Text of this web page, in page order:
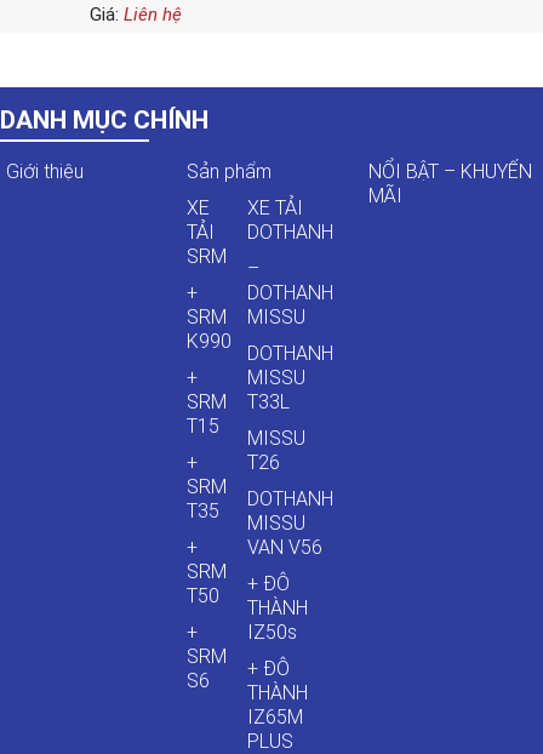
Giá: Liên hệ
DANH MỤC CHÍNH
Giới thiệu
Sản phẩm
XE
TẢI
SRM
+
SRM
K990
+
SRM
T15
+
SRM
T35
+
SRM
T50
+
SRM
S6
XE TẢI
DOTHANH
–
DOTHANH
MISSU
DOTHANH
MISSU
T33L
MISSU
T26
DOTHANH
MISSU
VAN V56
+ ĐÔ
THÀNH
IZ50s
+ ĐÔ
THÀNH
IZ65M
PLUS
NỔI BẬT – KHUYẾN
MÃI